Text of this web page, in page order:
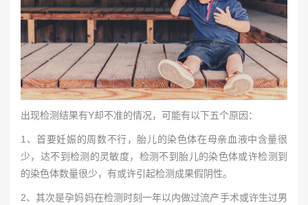
出现检测结果有Y却不准的情况，可能有以下五个原因：
1、首要妊娠的周数不行，胎儿的染色体在母亲血液中含量很
少，达不到检测的灵敏度，检测不到胎儿的染色体或许检测到
的染色体数量很少，有或许引起检测成果假阴性。
2、其次是孕妈妈在检测时刻一年以内做过流产手术或许生过男